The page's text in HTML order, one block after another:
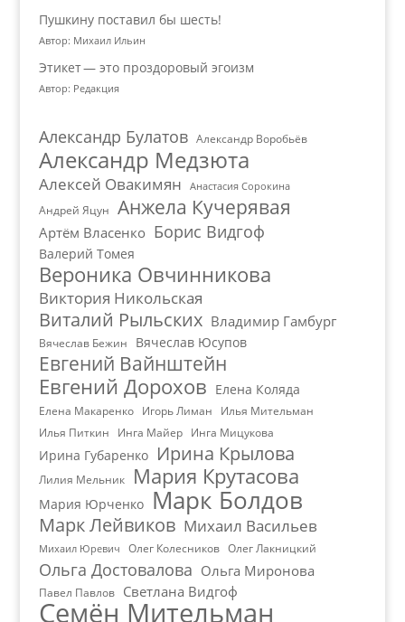
Пушкину поставил бы шесть!
Автор: Михаил Ильин
Этикет — это проздоровый эгоизм
Автор: Редакция
Александр Булатов Александр Воробьёв
Александр Медзюта
Алексей Овакимян Анастасия Сорокина
Андрей Яцун Анжела Кучерявая
Артём Власенко Борис Видгоф
Валерий Томея
Вероника Овчинникова
Виктория Никольская
Виталий Рыльских Владимир Гамбург
Вячеслав Бежин Вячеслав Юсупов
Евгений Вайнштейн
Евгений Дорохов Елена Коляда
Елена Макаренко Игорь Лиман
Илья Мительман
Илья Питкин
Инга Майер Инга Мицукова
Ирина Губаренко Ирина Крылова
Лилия Мельник Мария Крутасова
Мария Юрченко Марк Болдов
Марк Лейвиков Михаил Васильев
Михаил Юревич Олег Колесников Олег Лакницкий
Ольга Достовалова Ольга Миронова
Павел Павлов Светлана Видгоф
Семён Мительман